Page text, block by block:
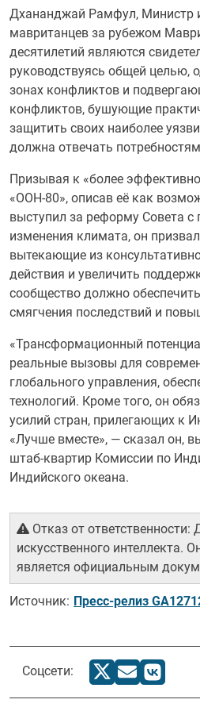
Дхананджай Рамфул, Министр
мавританцев за рубежом
десятилетий являются
руководствуясь общей целью,
зонах конфликтов и
конфликтов, бушующие
защитить своих наиболее
должна отвечать
Призывая к «более
«ООН-80», описав её как
выступил за реформу Совета
изменения климата, он
вытекающие из
действия и увеличить
сообщество должно
смягчения последствий и
«Трансформационный
реальные вызовы для
глобального управления,
технологий. Кроме того, он
усилий стран, прилегающих к
«Лучше вместе», — сказал он,
штаб-квартир Комиссии по
Индийского океана.
Отказ от
искусственного интеллекта.
является официальным
Источник: Пресс-релиз
Соцсети: